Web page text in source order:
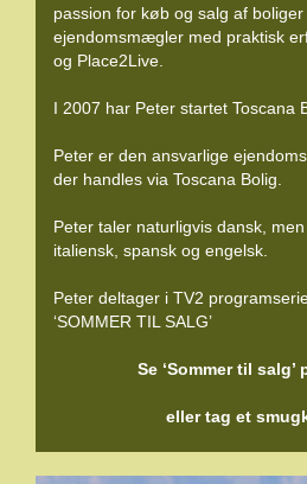
passion for køb og salg af
ejendomsmægler med praktisk
og Place2Live.
I 2007 har Peter startet Toscana
Peter er den ansvarlige
der handles via Toscana Bolig.
Peter taler naturligvis dansk,
italiensk, spansk og engelsk.
Peter deltager i TV2
‘SOMMER TIL SALG’
Se ‘Sommer til salg’
eller tag et